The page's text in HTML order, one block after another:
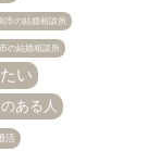
市の結婚相談所
の結婚相談所
い
ある人
活